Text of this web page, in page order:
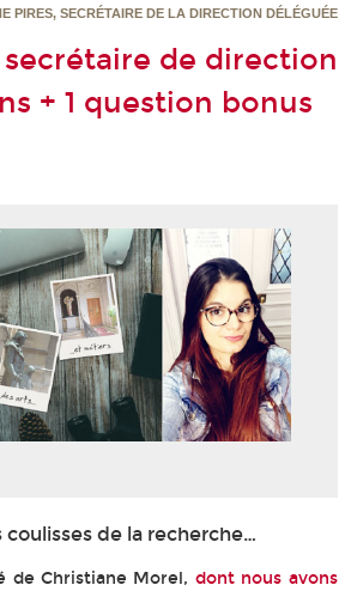
PIRES, SECRÉTAIRE DE LA DIRECTION DÉLÉGUÉE
de direction
+ 1 question bonus
de la recherche…
de Christiane Morel, dont nous avons